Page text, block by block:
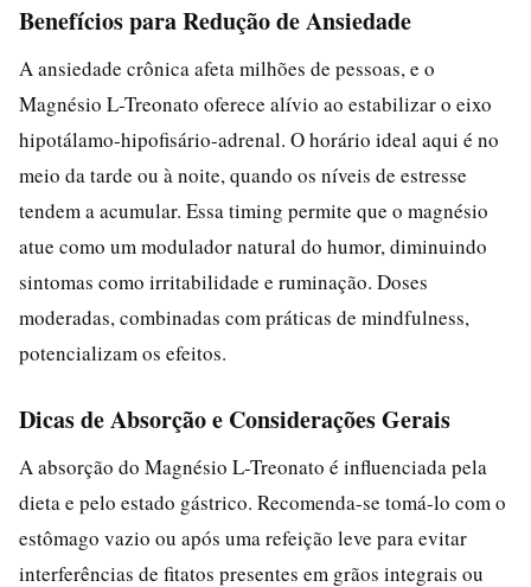
Benefícios para Redução de Ansiedade
A ansiedade crônica afeta milhões de pessoas, e o
Magnésio L-Treonato oferece alívio ao estabilizar o eixo
hipotálamo-hipofisário-adrenal. O horário ideal aqui é no
meio da tarde ou à noite, quando os níveis de estresse
tendem a acumular. Essa timing permite que o magnésio
atue como um modulador natural do humor, diminuindo
sintomas como irritabilidade e ruminação. Doses
moderadas, combinadas com práticas de mindfulness,
potencializam os efeitos.
Dicas de Absorção e Considerações Gerais
A absorção do Magnésio L-Treonato é influenciada pela
dieta e pelo estado gástrico. Recomenda-se tomá-lo com o
estômago vazio ou após uma refeição leve para evitar
interferências de fitatos presentes em grãos integrais ou